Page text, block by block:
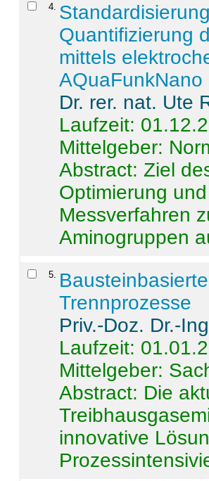
4
Quantifizierung
mittels
AQuaFunkNano
Dr. rer. nat. Ute
Laufzeit:
Mittelgeber:
Abstract:Ziel
Optimierung
Messverfahren
Aminogruppen
5
Trennprozesse
Priv.-Doz. Dr.-
Laufzeit:
Mittelgeber:
Abstract: Die
innovative